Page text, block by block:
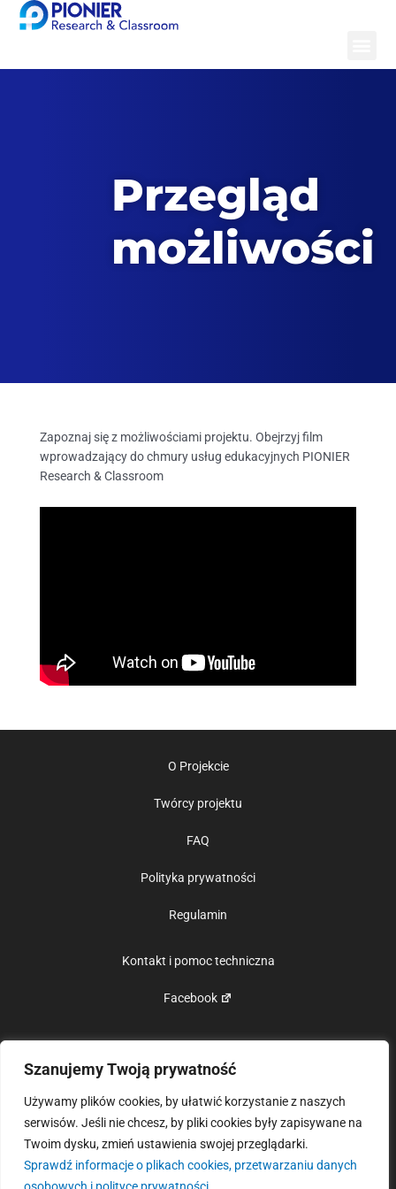
Szanujemy Twoją prywatność
Używamy plików cookies, by ułatwić korzystanie z naszych
serwisów. Jeśli nie chcesz, by pliki cookies były zapisywane na
Twoim dysku, zmień ustawienia swojej przeglądarki.
Sprawdź informacje o plikach cookies, przetwarzaniu danych
Skip
Przegląd
możliwości
Zapoznaj się z możliwościami projektu. Obejrzyj film
wprowadzający do chmury usług edukacyjnych PIONIER
Research & Classroom
O Projekcie
Twórcy projektu
FAQ
Polityka prywatności
Regulamin
Kontakt i pomoc techniczna
Facebook
Polska Chmura Usług Edukacyjnych napędzana przez Up2U